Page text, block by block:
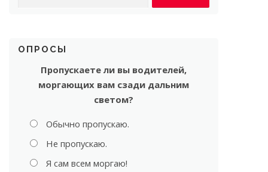
ОПРОСЫ
Пропускаете ли вы водителей,
моргающих вам сзади дальним
светом?
Обычно пропускаю.
Не пропускаю.
Я сам всем моргаю!